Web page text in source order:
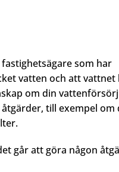
som har
vatten och att vattnet
om din
till exempel om
går att göra någon